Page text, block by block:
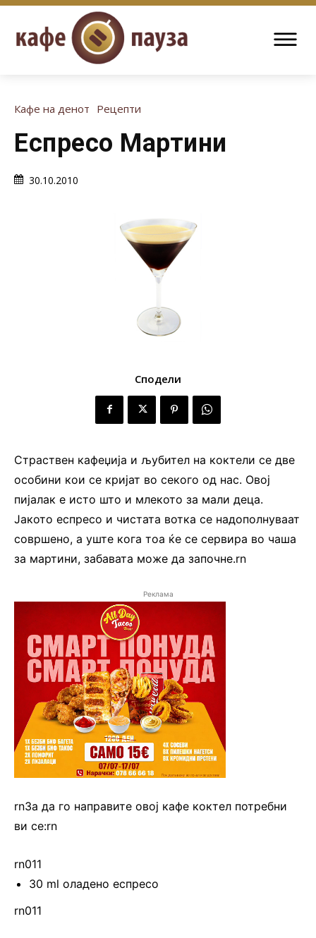
Кафе на денот Рецепти
Еспресо Мартини
30.10.2010
Сподели
Страствен кафеџија и љубител на коктели се две
особини кои се кријат во секого од нас. Овој
пијалак е исто што и млекото за мали деца.
Јакото еспресо и чистата вотка се надополнуваат
совршено, а уште кога тоа ќе се сервира во чаша
за мартини, забавата може да започне.rn
Реклама
rnЗа да го направите овој кафе коктел потребни
ви се:rn
rn011
30 ml оладено еспресо
rn011